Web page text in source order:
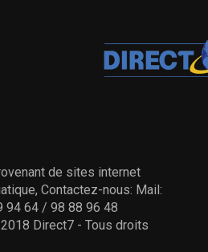
de sites internet
Contactez-nous: Mail:
94 64 / 98 88 96 48
Direct7 - Tous droits